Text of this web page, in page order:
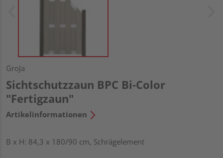
GroJa
Sichtschutzzaun BPC Bi-Color
"Fertigzaun"
Artikelinformationen
B x H: 84,3 x 180/90 cm, Schrägelement